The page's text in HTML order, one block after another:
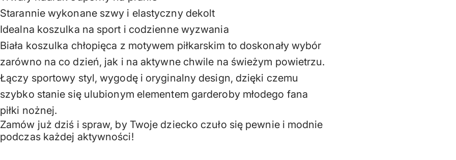
Starannie wykonane szwy i elastyczny dekolt
Idealna koszulka na sport i codzienne wyzwania
Biała koszulka chłopięca z motywem piłkarskim to doskonały wybór
zarówno na co dzień, jak i na aktywne chwile na świeżym powietrzu.
Łączy sportowy styl, wygodę i oryginalny design, dzięki czemu
szybko stanie się ulubionym elementem garderoby młodego fana
piłki nożnej.
Zamów już dziś i spraw, by Twoje dziecko czuło się pewnie i modnie
podczas każdej aktywności!